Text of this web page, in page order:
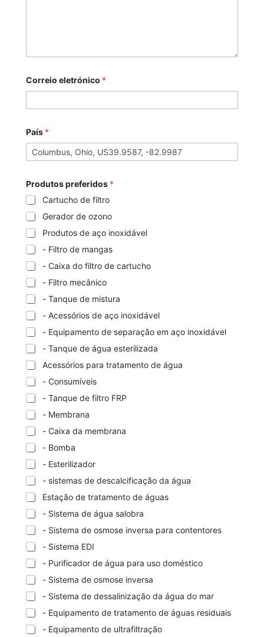
Correio eletrónico *
País *
Produtos preferidos *
Cartucho de filtro
Gerador de ozono
Produtos de aço inoxidável
- Filtro de mangas
- Caixa do filtro de cartucho
- Filtro mecânico
- Tanque de mistura
- Acessórios de aço inoxidável
- Equipamento de separação em aço inoxidável
- Tanque de água esterilizada
Acessórios para tratamento de água
- Consumíveis
- Tanque de filtro FRP
- Membrana
- Caixa da membrana
- Bomba
- Esterilizador
- sistemas de descalcificação da água
Estação de tratamento de águas
- Sistema de água salobra
- Sistema de osmose inversa para contentores
- Sistema EDI
- Purificador de água para uso doméstico
- Sistema de osmose inversa
- Sistema de dessalinização da água do mar
- Equipamento de tratamento de águas residuais
- Equipamento de ultrafiltração